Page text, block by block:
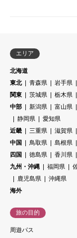
エリア
北海道
東北
青森県 岩手県
関東
茨城県 栃木県
中部
新潟県 富山県
静岡県
愛知県
近畿
三重県 滋賀県
中国
鳥取県 島根県
四国
徳島県 香川県
九州・沖縄
福岡県
鹿児島県
沖縄県
海外
旅の目的
周遊パス